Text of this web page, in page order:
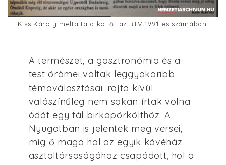
Kiss Károly méltatta a költőt az RTV 1991-es számában.
A természet, a gasztronómia és a
test örömei voltak leggyakoribb
témaválasztásai: rajta kívül
valószínűleg nem sokan írtak volna
ódát egy tál birkapörkölthöz. A
Nyugatban is jelentek meg versei,
míg ő maga hol az egyik kávéház
asztaltársaságához csapódott, hol a